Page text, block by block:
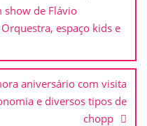
show de Flávio
espaço kids e
aniversário com visita
e diversos tipos de
chopp